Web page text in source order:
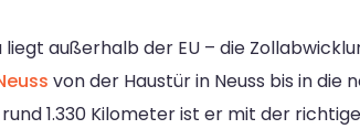
außerhalb der EU – die
von der Haustür in Neuss bis in die
1.330 Kilometer ist er mit der